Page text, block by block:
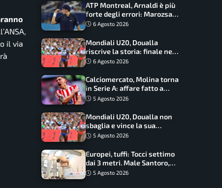
ANSA
il via
ATP Montreal, Arnaldi è più
forte degli errori: Marozsan
piegato dopo oltre due ore
6 Agosto 2026
Mondiali U20, Doualla
riscrive la storia: finale nei
100 metri dopo trent’anni
6 Agosto 2026
Calciomercato, Molina torna
in Serie A: affare fatto a
cifre sorprendenti
5 Agosto 2026
Mondiali U20, Doualla non
sbaglia e vince la sua
batteria sui 100 metri:
5 Agosto 2026
Europei, tuffi: Tocci settimo
dai 3 metri. Male Santoro,
Wesemann si prende l’oro
5 Agosto 2026